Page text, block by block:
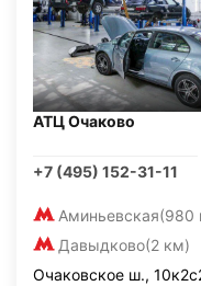
АТЦ Очаково
+7 (495) 152-31-11
Аминьевская(980
Давыдково(2 км)
Очаковское ш.,